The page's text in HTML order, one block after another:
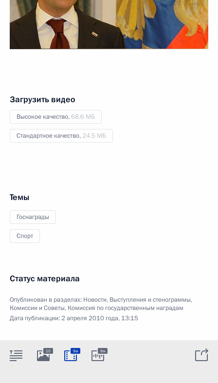
Загрузить видео
Высокое качество,68.6 МБ
Стандартное качество, 24.5 МБ
Темы
Госнаграды
Спорт
Статус материала
Опубликован в разделах: Новости, Выступления и стенограммы,
Комиссии и Советы, Комиссия по государственным наградам
Дата публикации:2 апреля 2010 года, 13:15
10 9м 9м